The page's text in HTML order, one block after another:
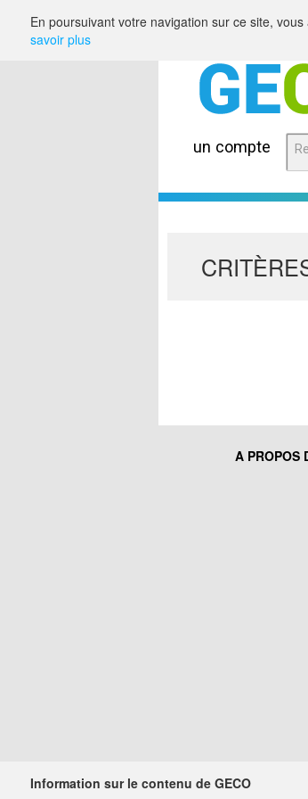
un compte
A PROPOS
En poursuivant votre navigation sur ce site,
savoir plus
Information sur le contenu de GECO